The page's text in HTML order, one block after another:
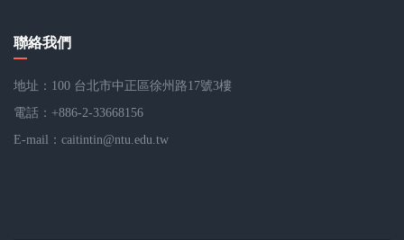
聯絡我們
地址：100 台北市中正區徐州路17號3樓
電話：+886-2-33668156
E-mail： caitintin@ntu.edu.tw